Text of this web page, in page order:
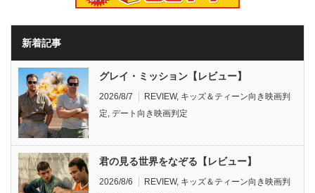
新着記事
グレイ・ミッション【レビュー】
2026/8/7 REVIEW, キッズ＆ティーン向き映画判
定, デート向き映画判定
君の見る世界をなぞる【レビュー】
2026/8/6 REVIEW, キッズ＆ティーン向き映画判